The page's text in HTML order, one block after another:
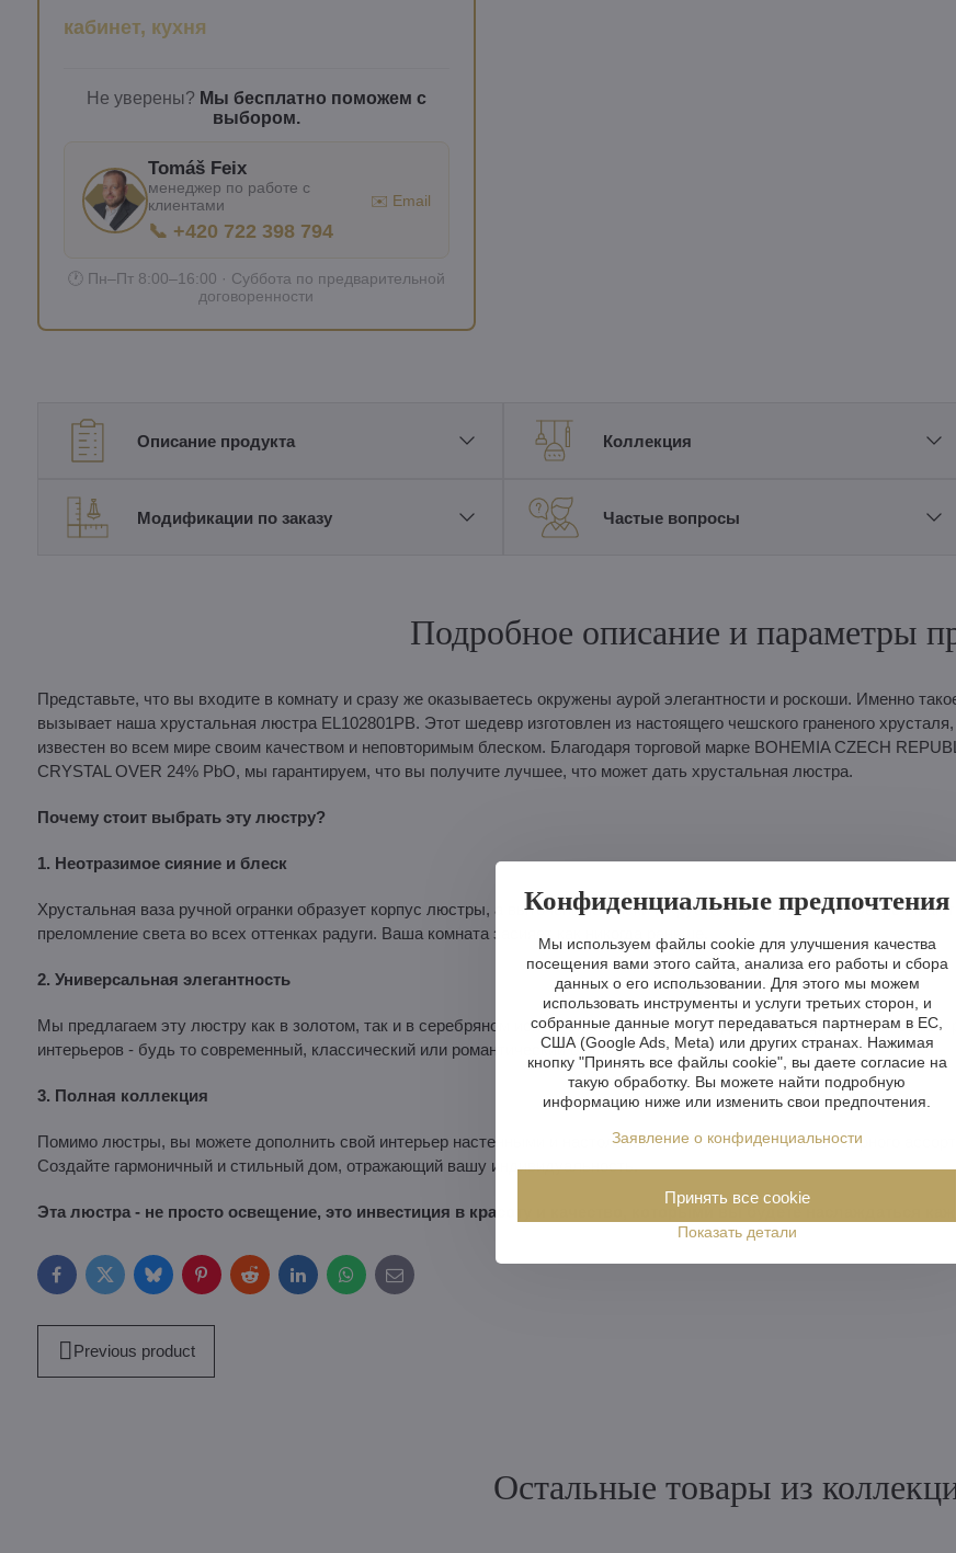
кабинет, кухня
Не уверены? Мы бесплатно поможем с
выбором.
Tomáš Feix
менеджер по работе с
клиентами
📞 +420 722 398 794
✉️ Email
🕐 Пн–Пт 8:00–16:00 · Суббота по предварительной
договоренности
Описание продукта Коллекция
Модификации по заказу Частые вопросы
Подробное описание и параметры
Представьте, что вы входите в комнату и сразу же оказываетесь окружены аурой элегантности и роскоши. Именно
вызывает наша хрустальная люстра EL102801PB. Этот шедевр изготовлен из настоящего чешского граненого
известен во всем мире своим качеством и неповторимым блеском. Благодаря торговой марке BOHEMIA CZECH
CRYSTAL OVER 24% PbO, мы гарантируем, что вы получите лучшее, что может дать хрустальная люстра.
Почему стоит выбрать эту люстру?
1. Неотразимое сияние и блеск
Хрустальная ваза ручной огранки образует корпус люстры, а выточенные миски и хрустальные подвески обеспечивают
преломление света во всех оттенках радуги. Ваша комната засияет как никогда раньше.
2. Универсальная элегантность
Мы предлагаем эту люстру как в золотом, так и в серебряном исполнении, а значит, она идеально подойдет для самых
интерьеров - будь то современный, классический или романтический стиль.
3. Полная коллекция
Помимо люстры, вы можете дополнить свой интерьер настенными и настольными лампами из нашего обширного
Создайте гармоничный и стильный дом, отражающий вашу индивидуальность.
Эта люстра - не просто освещение, это инвестиция в красоту и качество, которыми вы будете наслаждаться
FacebookTwitterBlueskyPinterestRedditLinkedInWhatsApp
E-
mail
Previous product
Остальные товары из
Конфиденциальные предпочтения
Мы используем файлы cookie для улучшения качества
посещения вами этого сайта, анализа его работы и сбора
данных о его использовании. Для этого мы можем
использовать инструменты и услуги третьих сторон, и
собранные данные могут передаваться партнерам в ЕС,
США (Google Ads, Meta) или других странах. Нажимая
кнопку "Принять все файлы cookie", вы даете согласие на
такую обработку. Вы можете найти подробную
информацию ниже или изменить свои предпочтения.
Заявление о конфиденциальности
Показать детали
Принять все cookie